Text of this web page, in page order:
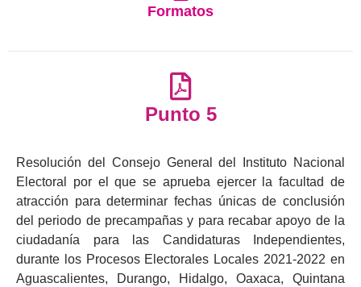
Formatos
Punto 5
Resolución del Consejo General del Instituto Nacional
Electoral por el que se aprueba ejercer la facultad de
atracción para determinar fechas únicas de conclusión
del periodo de precampañas y para recabar apoyo de la
ciudadanía para las Candidaturas Independientes,
durante los Procesos Electorales Locales 2021-2022 en
Aguascalientes, Durango, Hidalgo, Oaxaca, Quintana